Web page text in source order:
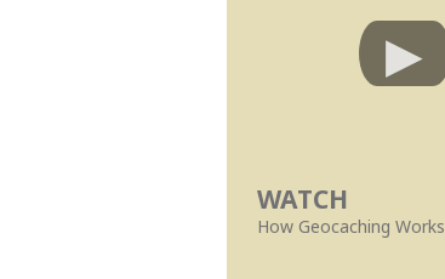
WATCH
How Geocaching Works